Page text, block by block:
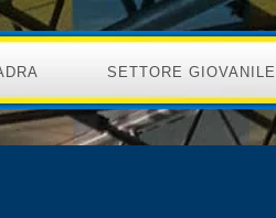
SETTORE GIOVANILE